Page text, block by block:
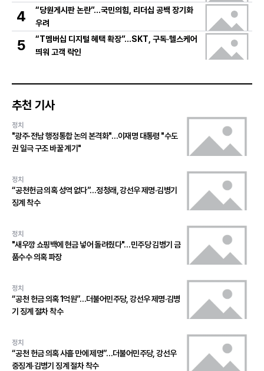
4
“당원게시판 논란”…국민의힘, 리더십 공백 장기화
우려
5
“T멤버십 디지털 혜택 확장”…SKT, 구독·헬스케어
띄워 고객 락인
추천 기사
정치
"광주·전남 행정통합 논의 본격화"…이재명 대통령 "수도
권 일극 구조 바꿀 계기"
정치
“공천헌금 의혹 성역 없다”…정청래, 강선우 제명·김병기
징계 착수
정치
"새우깡 쇼핑백에 현금 넣어 돌려줬다"…민주당 김병기 금
품수수 의혹 파장
정치
“공천 헌금 의혹 1억원”…더불어민주당, 강선우 제명·김병
기 징계 절차 착수
정치
“공천 헌금 의혹 사흘 만에 제명”…더불어민주당, 강선우
중징계·김병기 징계 절차 착수